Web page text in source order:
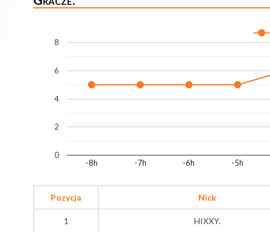
-8h -7h -6h -5h
0
2
4
6
8
Pozycja Nick
1 HIXXY.